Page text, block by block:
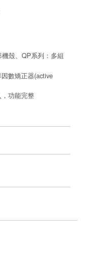
殼、QP系列：多組
數矯正器(active
功能完整